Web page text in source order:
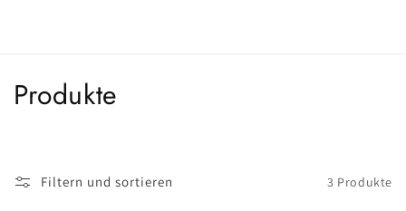
K
e
Produkte
Filtern und sortieren 3 Produkte